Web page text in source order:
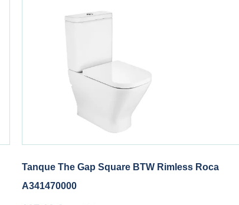
Tanque The Gap Square BTW Rimless Roca
A341470000